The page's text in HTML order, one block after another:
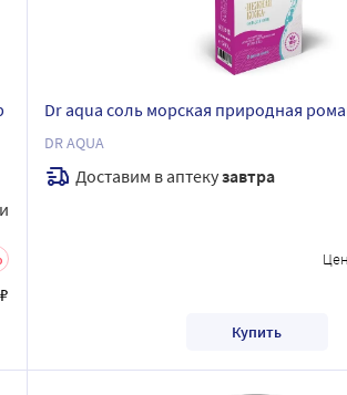
₽
Dr aqua соль морская природная
DR AQUA
Доставим в аптекузавтра
Купить